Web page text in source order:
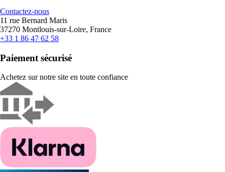
Contactez-nous
11 rue Bernard Maris
37270 Montlouis-sur-Loire, France
+33 1 86 47 62 58
Paiement sécurisé
Achetez sur notre site en toute confiance